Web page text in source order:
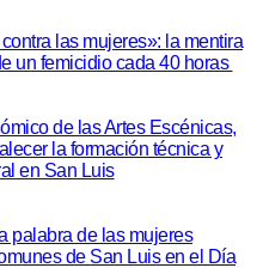
las mujeres»: la mentira
un femicidio cada 40 horas
de las Artes Escénicas,
la formación técnica y
en San Luis
palabra de las mujeres
de San Luis en el Día